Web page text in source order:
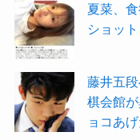
夏菜、
ショッ
藤井五
棋会館
ョコあ